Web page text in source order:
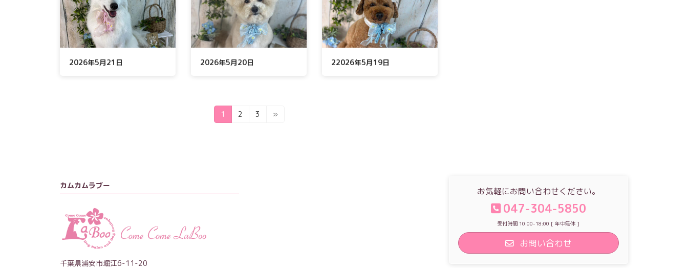
2026年5月21日 2026年5月20日 22026年5月19日
ー
送
り
固
定
1
固
2
固
3 »
カムカムラブー
千葉県浦安市堀江6-11-20
お気軽にお問い合わせください。
047-304-5850
受付時間 10:00-18:00 [ 年中無休 ]
お問い合わせ